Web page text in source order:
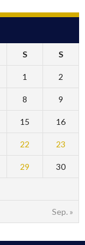
S S
Sep. »
1 2
8 9
15 16
22 23
29 30